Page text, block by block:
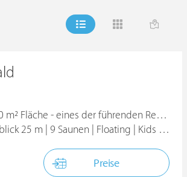
Fläche - eines der führenden Resorts
25 m | 9 Saunen | Floating | Kids Spa
Preise